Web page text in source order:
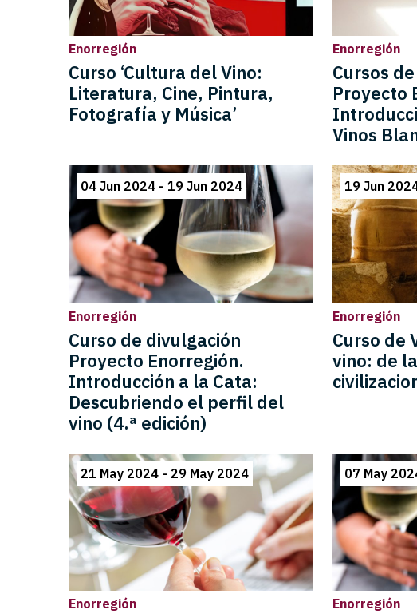
Enorregión
Curso ‘Cultura del Vino:
Literatura, Cine, Pintura,
Fotografía y Música’
Enorregión
Cursos
Proyecto
Vinos
04 Jun 2024 - 19 Jun 2024
Enorregión
Curso de divulgación
Proyecto Enorregión.
Introducción a la Cata:
Descubriendo el perfil del
vino (4.ª edición)
19 Jun
Enorregión
Curso de
vino: de
21 May 2024 - 29 May 2024
Enorregión
07 May
Enorregión